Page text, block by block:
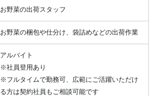
お野菜の出荷スタッフ
お野菜の梱包や仕分け、袋詰めなどの出荷作業
アルバイト
※社員登用あり
※フルタイムで勤務可、広範にご活躍いただけ
る方は契約社員もご相談可能です